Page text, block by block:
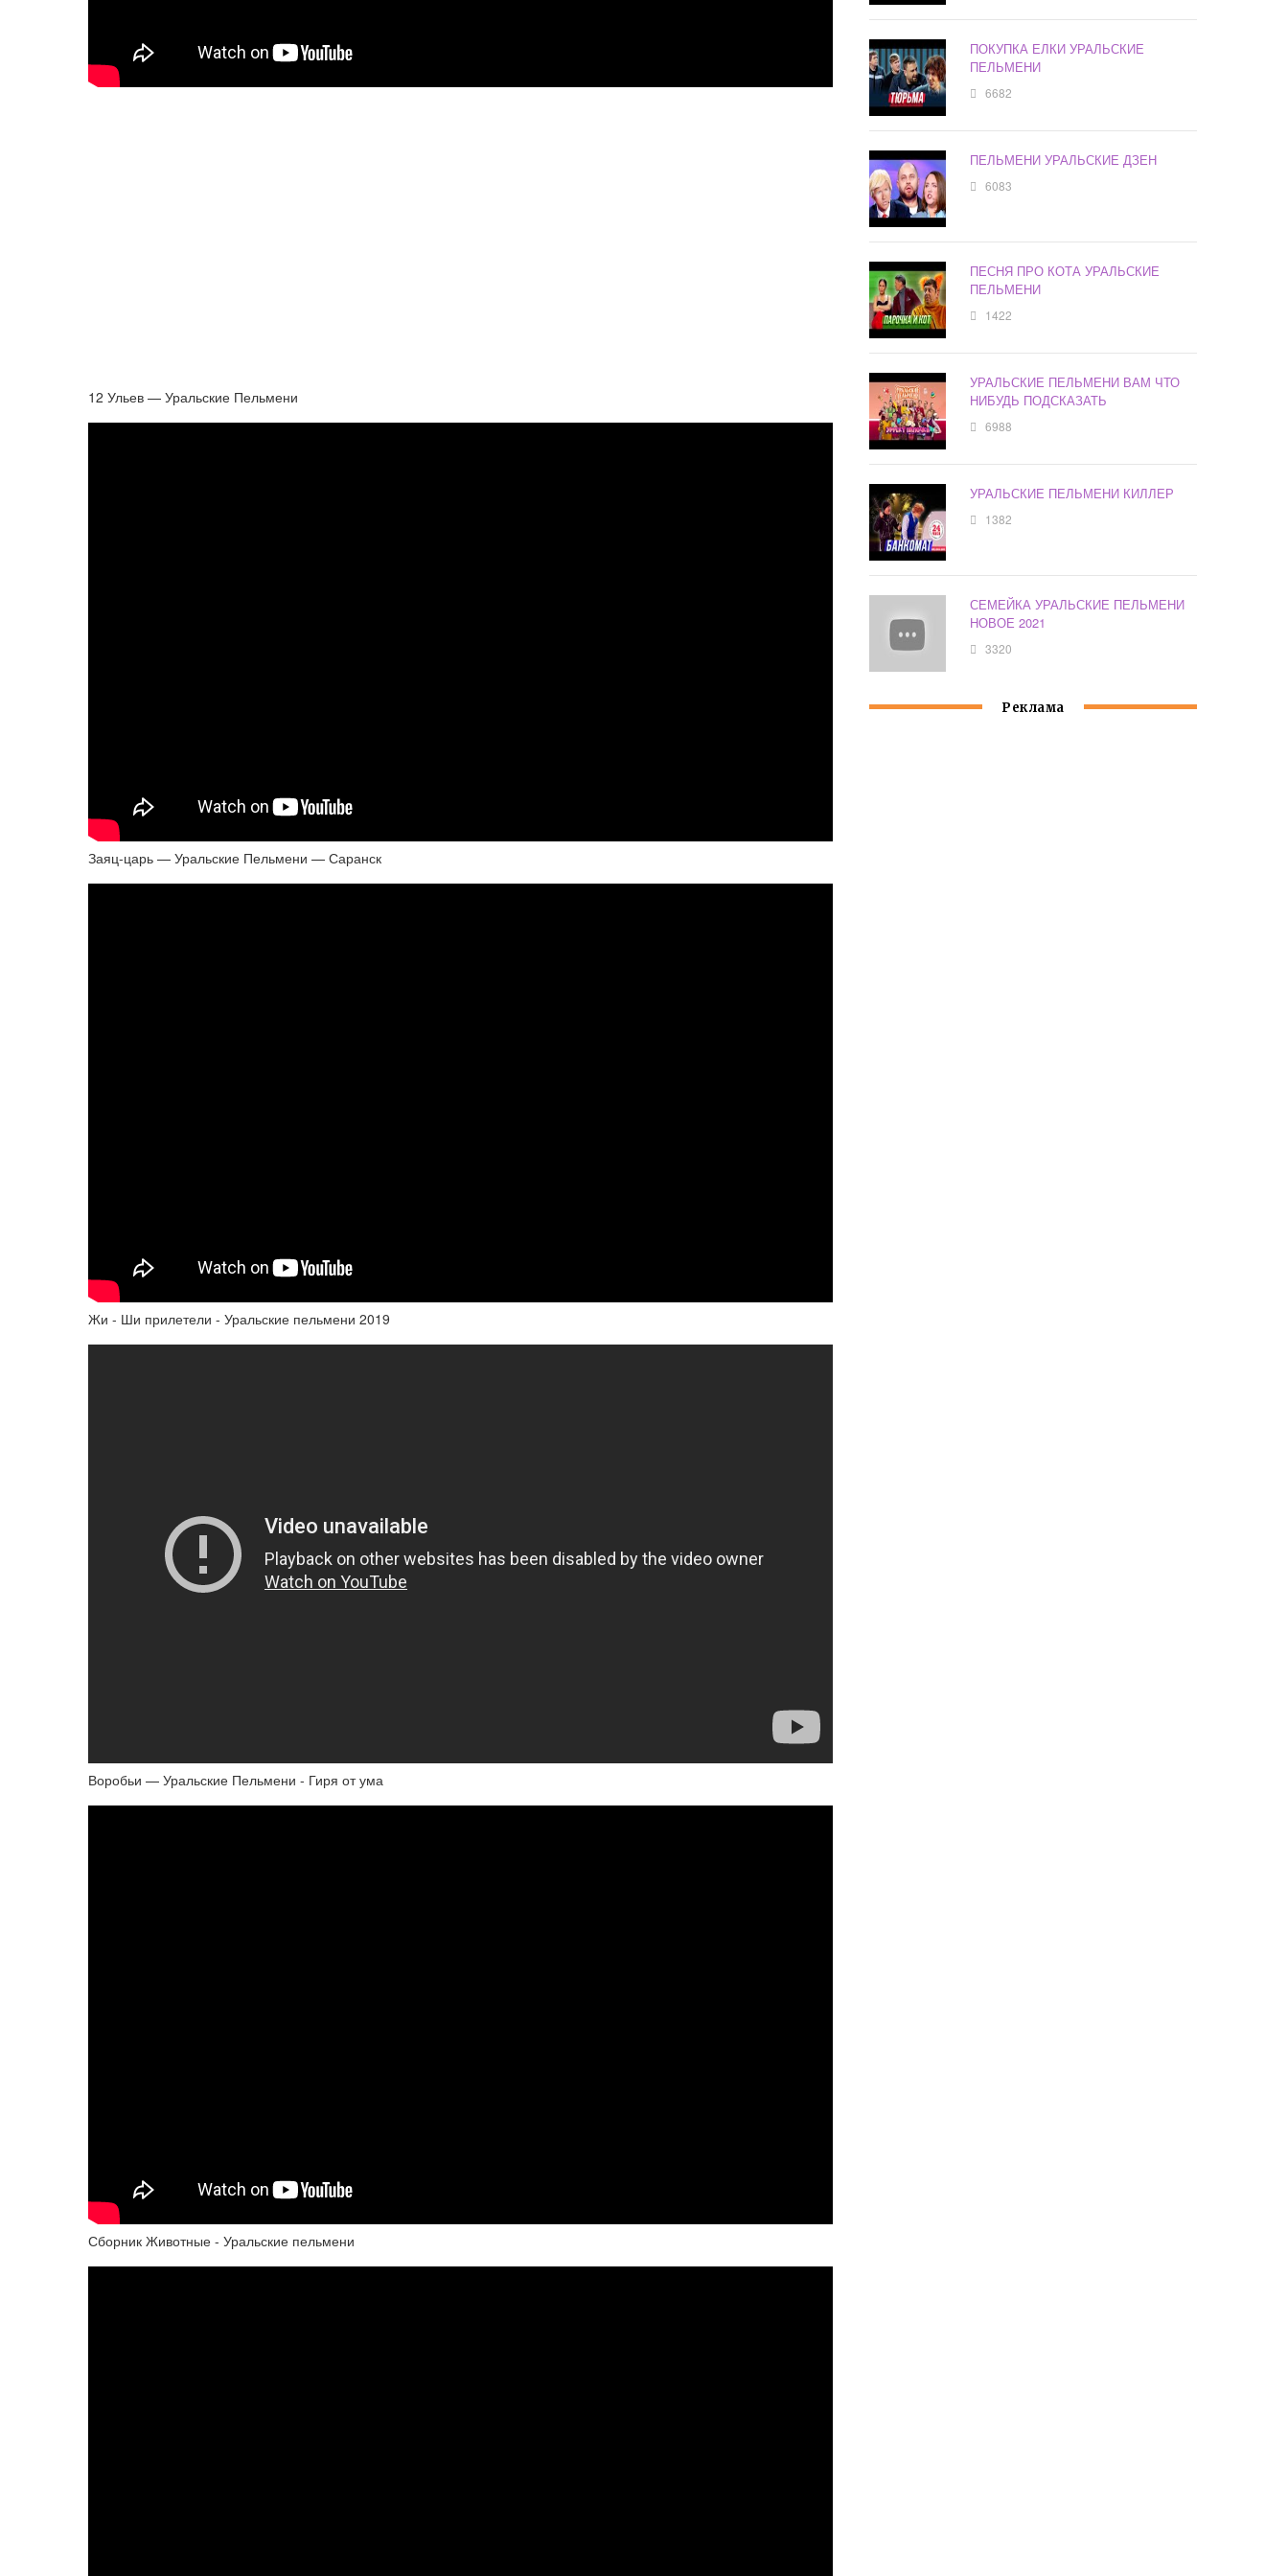
12 Ульев — Уральские Пельмени
Заяц-царь — Уральские Пельмени — Саранск
Жи - Ши прилетели - Уральские пельмени 2019
Воробьи — Уральские Пельмени - Гиря от ума
Сборник Животные - Уральские пельмени
ПОКУПКА ЕЛКИ УРАЛЬСКИЕ
ПЕЛЬМЕНИ
6682
ПЕЛЬМЕНИ УРАЛЬСКИЕ ДЗЕН
6083
ПЕСНЯ ПРО КОТА УРАЛЬСКИЕ
ПЕЛЬМЕНИ
1422
УРАЛЬСКИЕ ПЕЛЬМЕНИ ВАМ ЧТО
НИБУДЬ ПОДСКАЗАТЬ
6988
УРАЛЬСКИЕ ПЕЛЬМЕНИ КИЛЛЕР
1382
СЕМЕЙКА УРАЛЬСКИЕ ПЕЛЬМЕНИ
НОВОЕ 2021
3320
Реклама